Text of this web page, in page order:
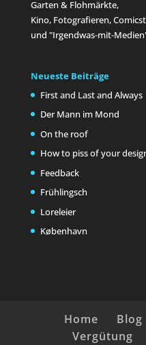
Garten & Flohmärkte,
Kino, Fotografieren,
und "Irgendwas-mit-
Neueste Beiträge
First and Last and Always
Der Mann im Mond
On the roof
How to piss of your
Feedback
Frühlingsch
Loreleier
København
Home Blog
Vergütung